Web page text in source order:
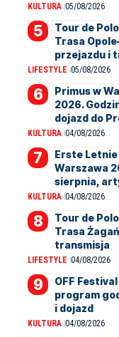
KULTURA 05/08/2026
Tour de
Trasa
przejazdu i
LIFESTYLE 05/08/2026
Primus w
2026.
dojazd do
KULTURA 04/08/2026
Erste
Warszawa
sierpnia,
KULTURA 04/08/2026
Tour de
Trasa
transmisja
LIFESTYLE 04/08/2026
OFF
program
i dojazd
KULTURA 04/08/2026